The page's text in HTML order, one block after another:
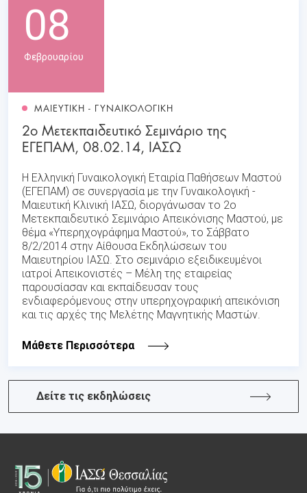
08
Φεβρουαρίου
ΜΑΙΕΥΤΙΚΗ - ΓΥΝΑΙΚΟΛΟΓΙΚΗ
2ο Μετεκπαιδευτικό Σεμινάριο της
ΕΓΕΠΑΜ, 08.02.14, ΙΑΣΩ
Η Ελληνική Γυναικολογική Εταιρία Παθήσεων Μαστού
(ΕΓΕΠΑΜ) σε συνεργασία με την Γυναικολογική -
Μαιευτική Κλινική ΙΑΣΩ, διοργάνωσαν το 2ο
Μετεκπαιδευτικό Σεμινάριο Απεικόνισης Μαστού, με
θέμα «Υπερηχογράφημα Μαστού», το Σάββατο
8/2/2014 στην Αίθουσα Εκδηλώσεων του
Μαιευτηρίου ΙΑΣΩ. Στο σεμινάριο εξειδικευμένοι
ιατροί Απεικονιστές – Μέλη της εταιρείας
παρουσίασαν και εκπαίδευσαν τους
ενδιαφερόμενους στην υπερηχογραφική απεικόνιση
και τις αρχές της Μελέτης Μαγνητικής Μαστών.
Μάθετε Περισσότερα
Δείτε τις εκδηλώσεις